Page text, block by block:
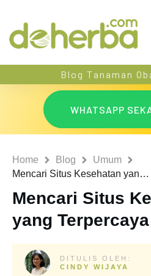
Blog Tanaman
WHATSAPP
Home Blog
Umum
Mencari Situs Kesehatan yang Terpercaya
Mencari Situs
yang Terpercaya
DITULIS OLEH:
CINDY WIJAYA